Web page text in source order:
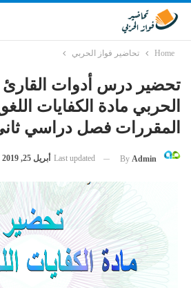
Home تحاضير فواز الحربي
تحضير درس أدوات القارئ
المقررات فصل دراسي
By Admin
Last updated أبريل 25, 2019